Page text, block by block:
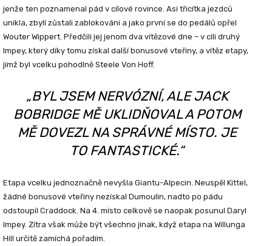
jenže ten poznamenal pád v cílové rovince. Asi třicítka jezdců
unikla, zbylí zůstali zablokováni a jako první se do pedálů opřel
Wouter Wippert. Předčili jej jenom dva vítězové dne – v cíli druhý
Impey, který díky tomu získal další bonusové vteřiny, a vítěz etapy,
jímž byl vcelku pohodlně Steele Von Hoff.
„BYL JSEM NERVÓZNÍ, ALE JACK
BOBRIDGE MĚ UKLIDŇOVAL A POTOM
MĚ DOVEZL NA SPRÁVNÉ MÍSTO. JE
TO FANTASTICKÉ.“
Etapa vcelku jednoznačně nevyšla Giantu-Alpecin. Neuspěl Kittel,
žádné bonusové vteřiny nezískal Dumoulin, nadto po pádu
odstoupil Craddock. Na 4. místo celkově se naopak posunul Daryl
Impey. Zítra však může být všechno jinak, když etapa na Willunga
Hill určitě zamíchá pořadím.